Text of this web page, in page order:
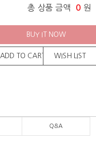
총 상품 금액 0 원
BUY IT NOW
ADD TO CART WISH LIST
Q&A